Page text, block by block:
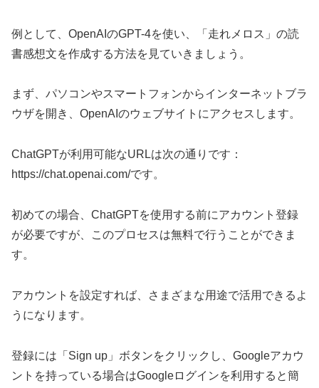
例として、OpenAIのGPT-4を使い、「走れメロス」の読
書感想文を作成する方法を見ていきましょう。
まず、パソコンやスマートフォンからインターネットブラ
ウザを開き、OpenAIのウェブサイトにアクセスします。
ChatGPTが利用可能なURLは次の通りです：
https://chat.openai.com/です。
初めての場合、ChatGPTを使用する前にアカウント登録
が必要ですが、このプロセスは無料で行うことができま
す。
アカウントを設定すれば、さまざまな用途で活用できるよ
うになります。
登録には「Sign up」ボタンをクリックし、Googleアカウ
ントを持っている場合はGoogleログインを利用すると簡